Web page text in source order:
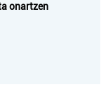
onartzen